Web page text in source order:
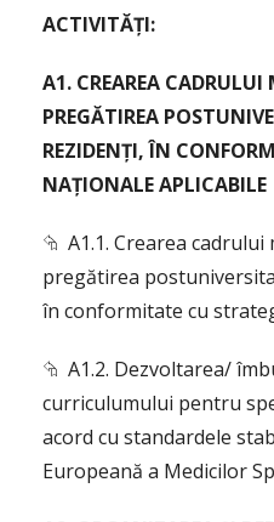
ACTIVITĂȚI:
A1. CREAREA
PREGĂTIREA
REZIDENȚI, ÎN
NAȚIONALE APLICABILE
⮲ A1.1. Crearea
pregătirea
în conformitate cu
⮲ A1.2. Dezvoltarea/
curriculumului pentru
acord cu standardele
Europeană a Medicilor